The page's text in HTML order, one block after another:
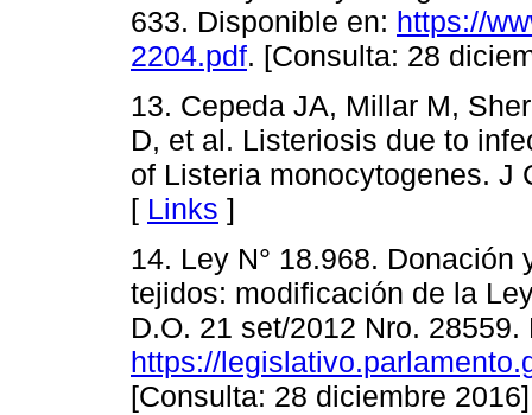
633. Disponible en: https://
2204.pdf. [Consulta: 28
13. Cepeda JA, Millar M,
D, et al. Listeriosis due to
of Listeria monocytogenes. J
[ Links ]
14. Ley N° 18.968.
tejidos: modificación de la
D.O. 21 set/2012 Nro.
https://
[Consulta: 28 diciembre